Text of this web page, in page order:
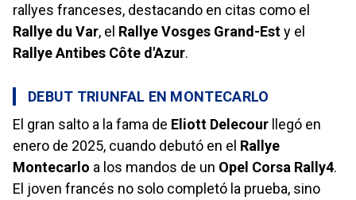
rallyes franceses, destacando en citas como el
Rallye du Var, el Rallye Vosges Grand-Esty el
Rallye Antibes Côte d'Azur.
DEBUT TRIUNFAL EN MONTECARLO
El gran salto a la fama de Eliott Delecour llegó en
enero de 2025, cuando debutó en el Rallye
Montecarlo a los mandos de un Opel Corsa Rally4.
El joven francés no solo completó la prueba, sino